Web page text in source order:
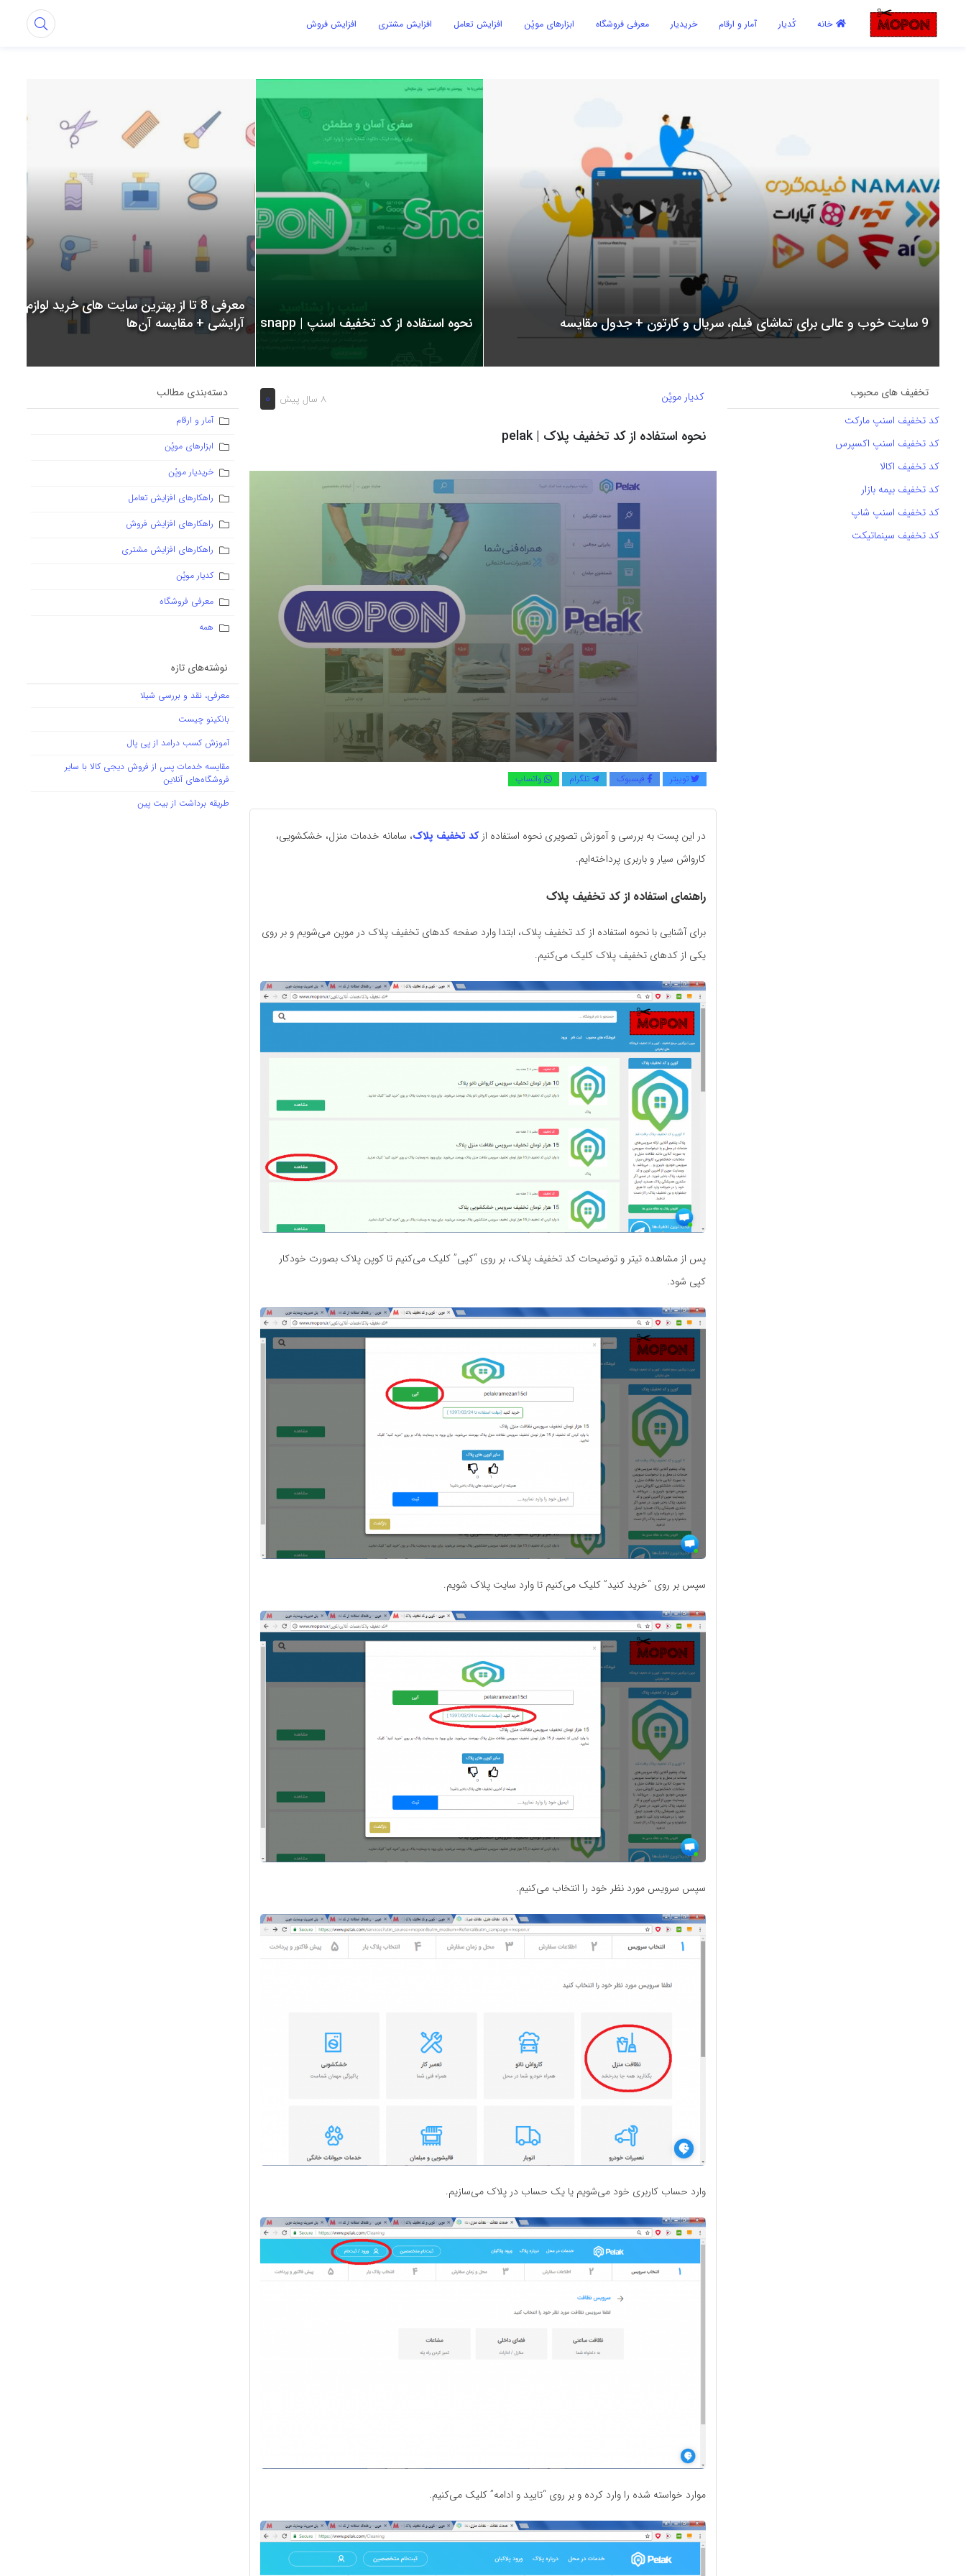
خانه کُدیار آمار و ارقام خریدیار معرفی فروشگاه ابزارهای موپُن افزایش تعامل افزایش مشتری افزایش فروش اشتراک گذاری
9 سایت خوب و عالی برای تماشای فیلم، سریال و کارتون + جدول مقایسه نحوه استفاده از کد تخفیف اسنپ | snapp
معرفی 8 تا از بهترین سایت های خرید لوازم
آرایشی + مقایسه آن‌ها
تخفیف های محبوب
کد تخفیف اسنپ مارکت
کد تخفیف اسنپ اکسپرس
کد تخفیف اکالا
کد تخفیف بیمه بازار
کد تخفیف اسنپ شاپ
کد تخفیف سینماتیکت
8 سال پیش 0 کدیار موپُن
نحوه استفاده از کد تخفیف پلاک | pelak
توییتر فیسبوک تلگرام واتساپ
در این پست به بررسی و آموزش تصویری نحوه استفاده ازکد تخفیف پلاک، سامانه خدمات منزل، خشکشویی،
کارواش سیار و باربری پرداخته‌ایم.
راهنمای استفاده از کد تخفیف پلاک
برای آشنایی با نحوه استفاده از کد تخفیف پلاک، ابتدا وارد صفحه کدهای تخفیف پلاک در موپن می‌شویم و بر روی
یکی از کدهای تخفیف پلاک کلیک می‌کنیم.
پس از مشاهده تیتر و توضیحات کد تخفیف پلاک، بر روی “کپی” کلیک می‌کنیم تا کوپن پلاک بصورت خودکار
کپی شود.
سپس بر روی “خرید کنید” کلیک می‌کنیم تا وارد سایت پلاک شویم.
سپس سرویس مورد نظر خود را انتخاب می‌کنیم.
وارد حساب کاربری خود می‌شویم یا یک حساب در پلاک می‌سازیم.
موارد خواسته شده را وارد کرده و بر روی “تایید و ادامه” کلیک می‌کنیم.
دسته‌بندی مطالب
آمار و ارقام
ابزارهای موپُن
خریدیار موپُن
راهکارهای افزایش تعامل
راهکارهای افزایش فروش
راهکارهای افزایش مشتری
کدیار موپُن
معرفی فروشگاه
همه
نوشته‌های تازه
معرفی، نقد و بررسی شیلا
بانکینو چیست
آموزش کسب درامد از پی پال
مقایسه خدمات پس از فروش دیجی کالا با سایر
فروشگاه‌های آنلاین
طریقه برداشت از بیت پین